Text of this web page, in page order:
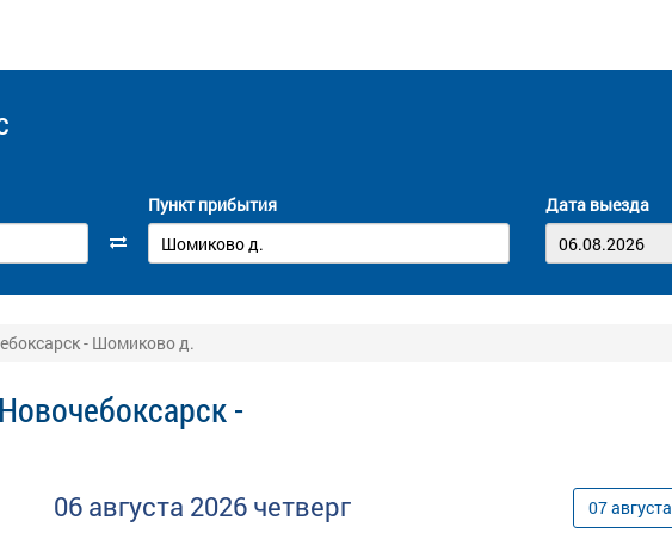
Пункт прибытия Дата выезда
- Шомиково д.
-
06 августа 2026 четверг 07августа